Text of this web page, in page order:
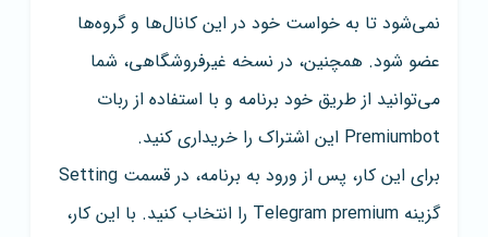
نمی‌شود تا به خواست خود در این کانال‌ها و گروه‌ها
عضو شود. همچنین، در نسخه غیرفروشگاهی، شما
می‌توانید از طریق خود برنامه و با استفاده از ربات
Premiumbot این اشتراک را خریداری کنید.
برای این کار، پس از ورود به برنامه، در قسمت Setting
گزینه Telegram premium را انتخاب کنید. با این کار،